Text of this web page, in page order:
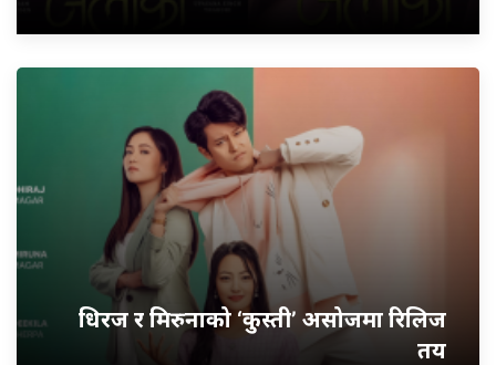
धिरज र मिरुनाको ‘कुस्ती’ असोजमा रिलिज
तय